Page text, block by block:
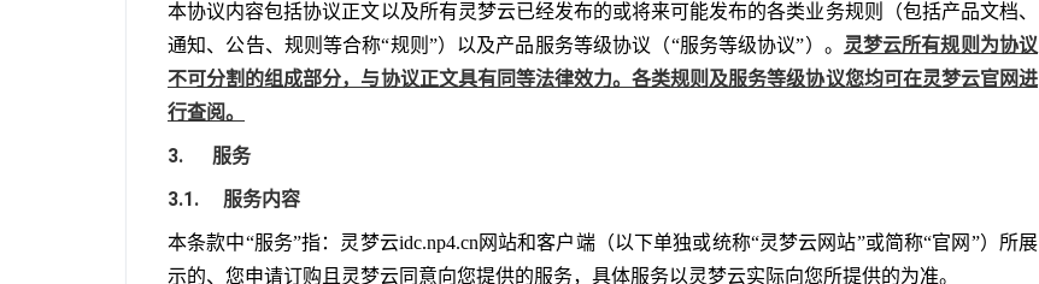
本协议内容包括协议正文以及所有灵梦云已经发布的或将来可能发布的各类业务规则（包括产品文档、
通知、公告、规则等合称“规则”）以及产品服务等级协议（“服务等级协议”）。 灵梦云所有规则为协议
不可分割的组成部分，与协议正文具有同等法律效力。各类规则及服务等级协议您均可在灵梦云官网进
行查阅。
3.      服务
3.1.     服务内容
本条款中“服务”指：灵梦云idc.np4.cn网站和客户端（以下单独或统称“灵梦云网站”或简称“官网”）所展
示的、您申请订购且灵梦云同意向您提供的服务，具体服务以灵梦云实际向您所提供的为准。